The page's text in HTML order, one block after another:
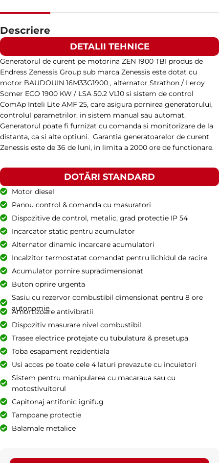
TURAȚIE
TENSIUNE STANDARD 400 / 230 V
PUTERE (KVA) 15 / 13,5
PUTERE (KW) 12 /10,8
BRAND
Descriere
DETALII TEHNICE
Generatorul de curent pe motorina ZEN 1900 TBI produs de
Endress Zenessis Group sub marca Zenessis este dotat cu
motor BAUDOUIN 16M33G1900 , alternator Strathon / Leroy
Somer ECO 1900 KW / LSA 50.2 VL10 si sistem de control
ComAp Inteli Lite AMF 25, care asigura pornirea generatorului,
controlul parametrilor, in sistem manual sau automat.
Generatorul poate fi furnizat cu comanda si monitorizare de la
distanta, ca si alte optiuni. Garantia generatoarelor de curent
Zenessis este de 36 de luni, in limita a 2000 ore de functionare.
DOTĂRI STANDARD
Motor diesel
Panou control & comanda cu masuratori
Dispozitive de control, metalic, grad protectie IP 54
Incarcator static pentru acumulator
Alternator dinamic incarcare acumulatori
Incalzitor termostatat comandat pentru lichidul de racire
Acumulator pornire supradimensionat
Buton oprire urgenta
Sasiu cu rezervor combustibil dimensionat pentru 8 ore
autonomie
Amortizoare antivibratii
Dispozitiv masurare nivel combustibil
Trasee electrice protejate cu tubulatura & presetupa
Toba esapament rezidentiala
Usi acces pe toate cele 4 laturi prevazute cu incuietori
Sistem pentru manipularea cu macaraua sau cu
motostivuitorul
Capitonaj antifonic ignifug
Tampoane protectie
Balamale metalice